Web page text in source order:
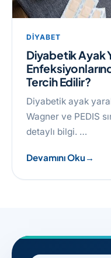
DIYABET
Diyabetik Ayak
Tercih Edilir?
Diyabetik ayak
Wagner ve PEDIS
detaylı bilgi. …
Devamını Oku